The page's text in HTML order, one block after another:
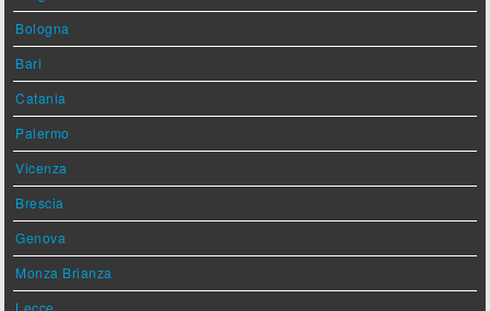
Bologna
Bari
Catania
Palermo
Vicenza
Brescia
Genova
Monza Brianza